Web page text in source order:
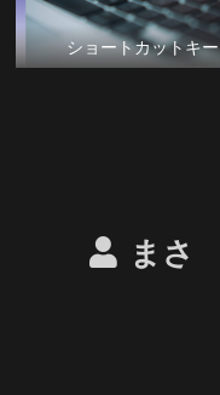
ショートカットキー
まさ